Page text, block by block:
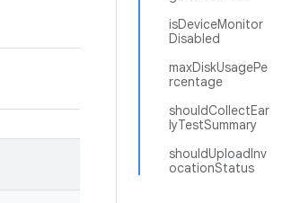
isDeviceMonitor
Disabled
maxDiskUsagePe
rcentage
shouldCollectEar
lyTestSummary
shouldUploadInv
ocationStatus